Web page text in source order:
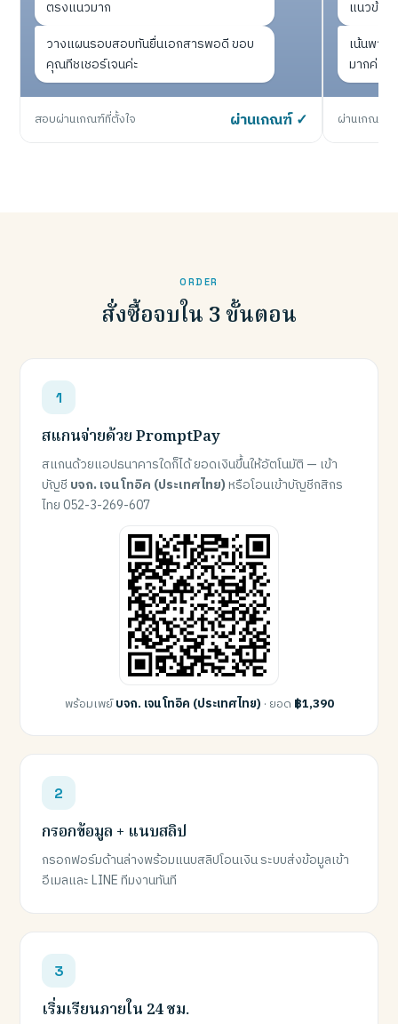
ตรงแนวมาก
วางแผนรอบสอบทันยื่นเอกสารพอดี ขอบ
คุณทีชเชอร์เจนค่ะ
สอบผ่านเกณฑ์ที่ตั้งใจ ผ่านเกณฑ์ ✓
แนวข้อส
เน้นพาร์
มากค่ะ
ผ่านเกณฑ์ห
ORDER
สั่งซื้อจบใน 3 ขั้นตอน
สแกนจ่ายด้วย PromptPay
สแกนด้วยแอปธนาคารใดก็ได้ ยอดเงินขึ้นให้อัตโนมัติ — เข้า
บัญชี บจก. เจน โทอิค (ประเทศไทย)หรือโอนเข้าบัญชีกสิกร
ไทย 052-3-269-607
พร้อมเพย์บจก. เจน โทอิค (ประเทศไทย) · ยอด ฿1,390
กรอกข้อมูล + แนบสลิป
กรอกฟอร์มด้านล่างพร้อมแนบสลิปโอนเงิน ระบบส่งข้อมูลเข้า
อีเมลและ LINE ทีมงานทันที
เริ่มเรียนภายใน 24 ชม.